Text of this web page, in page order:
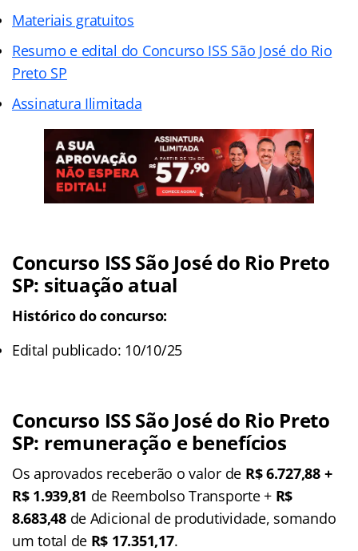
Materiais gratuitos
Resumo e edital do Concurso ISS São José do Rio
Preto SP
Assinatura Ilimitada
Concurso ISS São José do Rio Preto
SP: situação atual
Histórico do concurso:
Edital publicado: 10/10/25
Concurso ISS São José do Rio Preto
SP: remuneração e benefícios
Os aprovados receberão o valor de R$ 6.727,88 +
R$ 1.939,81 de Reembolso Transporte + R$
8.683,48de Adicional de produtividade, somando
um total de R$ 17.351,17.